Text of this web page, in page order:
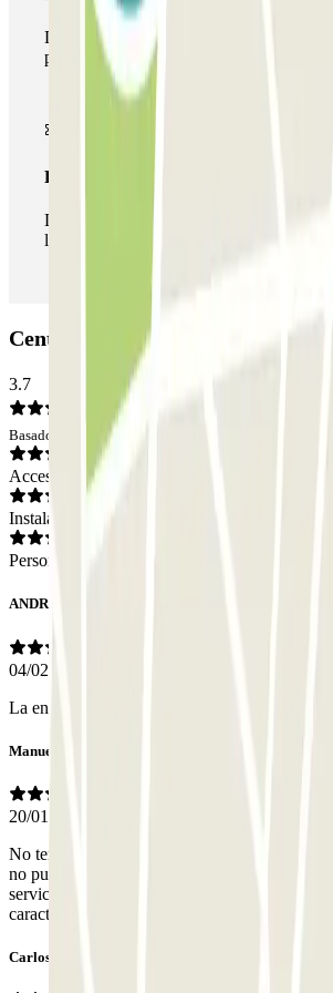
Durante tu estancia podrás hacer uso de
parkings de este operador disponibles en
Pase ilimitado
Durante tu estancia podrás entrar y salir
las veces que quieras.
Central Parking Gran Vía:
3.7
Basado en 19 opiniones
Acceso
Instalaciones
Personal
ANDREA
04/02/2026
La entrada del parking es MUY estrecha, es
Manuel
20/01/2026
No tengo mas criterio que el del acceso .pues
no pude entrar con mi coche de 5.179 mm y
servicio solicitado (y pagado). Seria bueno
característica de este parking en particular
Carlos